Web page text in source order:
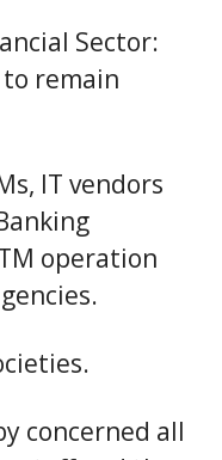
Sector:
remain
IT vendors
operation
concerned all